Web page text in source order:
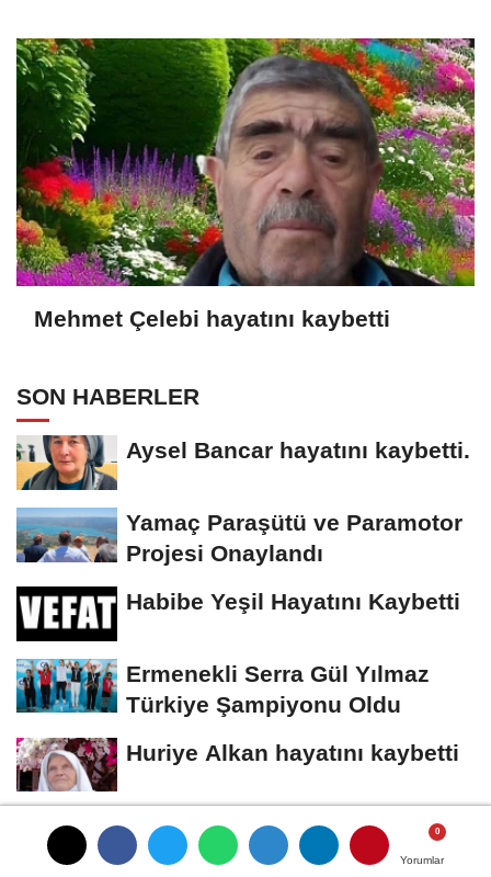
Yorumlar
Yorumlar
Mehmet Çelebi hayatını kaybetti
SON HABERLER
Aysel Bancar hayatını kaybetti.
Yamaç Paraşütü ve Paramotor
Projesi Onaylandı
Habibe Yeşil Hayatını Kaybetti
Ermenekli Serra Gül Yılmaz
Türkiye Şampiyonu Oldu
Huriye Alkan hayatını kaybetti